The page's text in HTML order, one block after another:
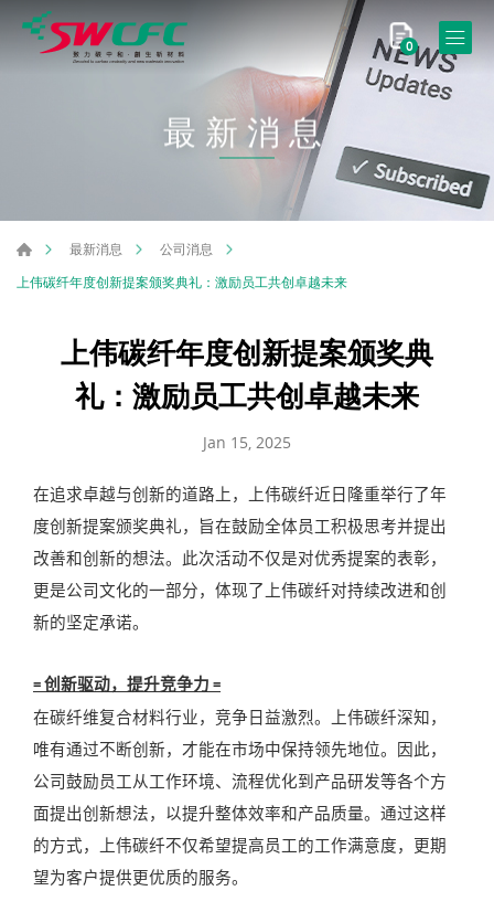
0
最新消息
最新消息
公司消息
上伟碳纤年度创新提案颁奖典礼：激励员工共创卓越未来
上伟碳纤年度创新提案颁奖典
礼：激励员工共创卓越未来
Jan 15, 2025
在追求卓越与创新的道路上，上伟碳纤近日隆重举行了年
度创新提案颁奖典礼，旨在鼓励全体员工积极思考并提出
改善和创新的想法。此次活动不仅是对优秀提案的表彰，
更是公司文化的一部分，体现了上伟碳纤对持续改进和创
新的坚定承诺。
= 创新驱动，提升竞争力 =
在碳纤维复合材料行业，竞争日益激烈。上伟碳纤深知，
唯有通过不断创新，才能在市场中保持领先地位。因此，
公司鼓励员工从工作环境、流程优化到产品研发等各个方
面提出创新想法，以提升整体效率和产品质量。通过这样
的方式，上伟碳纤不仅希望提高员工的工作满意度，更期
望为客户提供更优质的服务。